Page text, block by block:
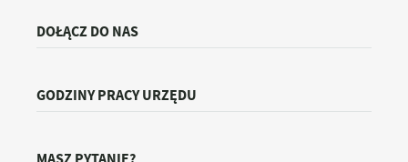
DOŁĄCZ DO NAS
GODZINY PRACY URZĘDU